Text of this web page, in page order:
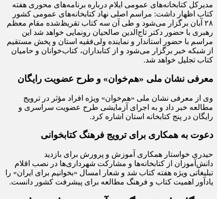
مدیرکل کتابخانه‌های عمومی ایلام درباره برنامه‌های محوری هفته
کتاب اظهار داشت: مراسم اصلی نهاد کتابخانه‌های عمومی کشور
۲۸ آبان برگزار می‌شود و طی آن سه کتاب تقریظ‌شده مقام معظم
رهبری با حضور دکتر تاج‌الدین صالحیان رونمایی خواهد شد این
مراسم با حضور استاندار و نماینده ولی‌فقیه استان و پخش مستقیم
از شبکه خبر برگزار می‌شود و از کتابداران، کتاب‌خوانان و حامیان
کتاب تجلیل خواهد شد.
معرفی نشان ملی «هم‌خوان» و طرح عضویت رایگان
وی از معرفی نشان ملی «هم‌خوان» ویژه افراد مؤثر در ترویج
مطالعه خبر داد و به اجرای آزمایشی طرح عضویت سراسری و
رایگان در پنج کتابخانه استان اشاره کرد.
دعوت به همکاری برای ترویج فرهنگ کتابخوانی
حیدری خواستار همکاری آموزش و پرورش برای بازدید
دانش‌آموزان از کتابخانه‌ها و مشارکت شهرداری‌ها در نصب اقلام
تبلیغاتی ویژه هفته کتاب شد و شعار امسال «بخوانیم برای ایران» را
یادآور اهمیت کتاب و فرهنگ مطالعه برای پیشرفت کشور دانست.